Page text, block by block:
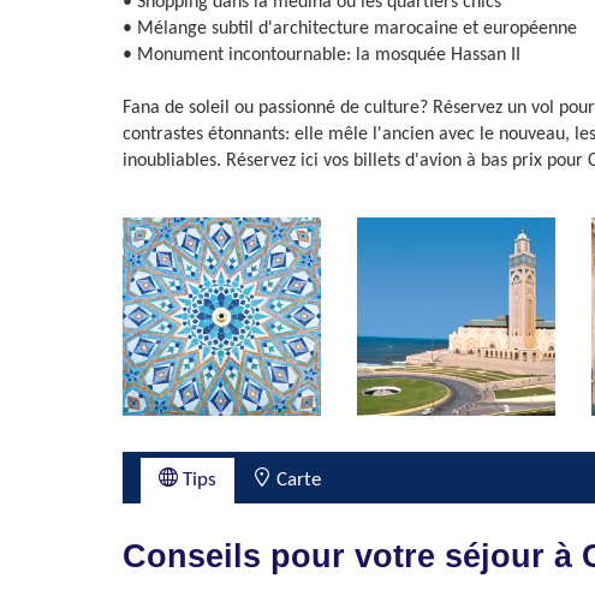
• Mélange subtil d'architecture marocaine et européenne
• Monument incontournable: la mosquée Hassan II
Fana de soleil ou passionné de culture? Réservez un vol
contrastes étonnants: elle mêle l'ancien avec le nouveau,
inoubliables. Réservez ici vos billets d'avion à bas prix pour
Tips Carte
Conseils pour votre séjour à